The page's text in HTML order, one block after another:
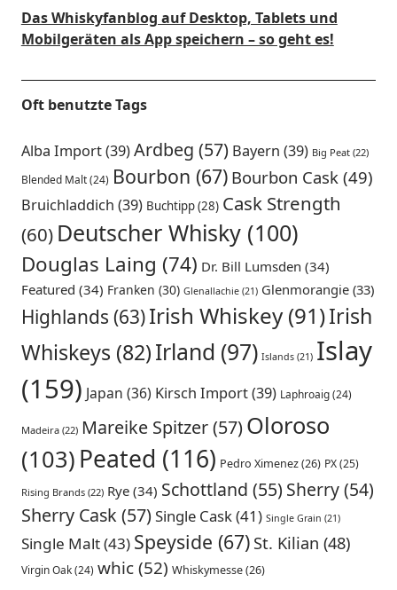
Das Whiskyfanblog auf Desktop, Tablets und
Mobilgeräten als App speichern – so geht es!
Oft benutzte Tags
Alba Import(39)Ardbeg (57) Bayern (39) Big Peat(22)
Blended Malt(24) Bourbon (67) Bourbon Cask(49)
Bruichladdich (39) Buchtipp(28) Cask Strength
(60) Deutscher Whisky(100)
Douglas Laing (74) Dr. Bill Lumsden (34)
Featured (34) Franken (30) Glenallachie(21) Glenmorangie(33)
Highlands (63)Irish Whiskey(91)Irish
Whiskeys (82)Irland (97) Islands(21) Islay
(159) Japan (36) Kirsch Import(39) Laphroaig(24)
Madeira(22) Mareike Spitzer(57)Oloroso
(103) Peated (116) Pedro Ximenez(26) PX(25)
Rising Brands(22) Rye(34) Schottland (55) Sherry(54)
Sherry Cask (57)Single Cask(41) Single Grain (21)
Single Malt(43) Speyside (67) St. Kilian (48)
Virgin Oak(24) whic(52) Whiskymesse(26)